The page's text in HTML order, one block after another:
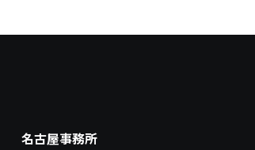
名古屋事務所